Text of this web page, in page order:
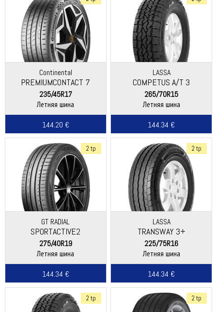
Continental
PREMIUMCONTACT 7
235/45R17
Летняя шина
144.20 €
LASSA
COMPETUS A/T 3
265/70R15
Летняя шина
144.34 €
2 tp
GT RADIAL
SPORTACTIVE2
275/40R19
Летняя шина
144.34 €
2 tp
LASSA
TRANSWAY 3+
225/75R16
Летняя шина
144.34 €
2 tp 2 tp